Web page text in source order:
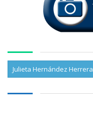
Julieta Hernández Herrera